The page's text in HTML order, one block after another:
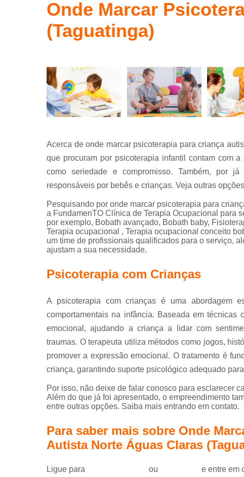
Terapia
ocupacional
Onde Marcar
(Taguatinga)
Acerca de onde marcar psicoterapia para criança
que procuram por psicoterapia infantil contam com a
como seriedade e compromisso. Também, por
responsáveis por bebês e crianças. Veja outras
Pesquisando por onde marcar psicoterapia para
a FundamenTO Clínica de Terapia Ocupacional para
por exemplo, Bobath avançado, Bobath baby,
Terapia ocupacional , Terapia ocupacional conceito
um time de profissionais qualificados para o serviço,
ajustam a sua necessidade.
Psicoterapia com Crianças
A psicoterapia com crianças é uma abordagem
comportamentais na infância. Baseada em técnicas
emocional, ajudando a criança a lidar com
traumas. O terapeuta utiliza métodos como jogos,
promover a expressão emocional. O tratamento é
criança, garantindo suporte psicológico adequado
Por isso, não deixe de falar conosco para esclarecer
Além do que já foi apresentado, o empreendimento
entre outras opções. Saiba mais entrando em contato.
Para saber mais sobre Onde
Autista Norte Águas Claras
Ligue para ou e entre em